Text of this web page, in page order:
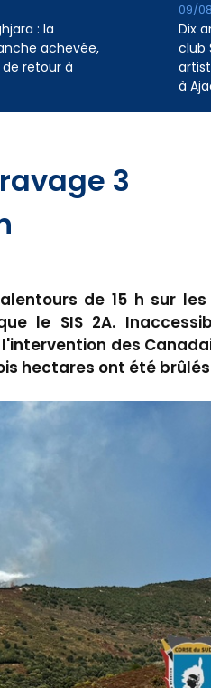
: la
achevée,
retour à
Dix
club
à
09/
3
de 15 h sur
le SIS 2A.
des
hectares ont été